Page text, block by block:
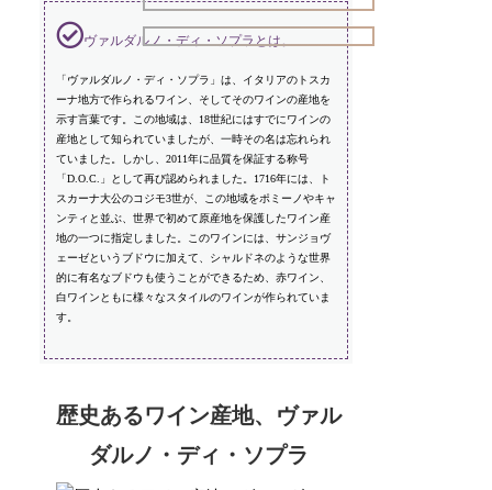
ヴァルダルノ・ディ・ソプラとは。
「ヴァルダルノ・ディ・ソプラ」は、イタリアのトスカ
ーナ地方で作られるワイン、そしてそのワインの産地を
示す言葉です。この地域は、18世紀にはすでにワインの
産地として知られていましたが、一時その名は忘れられ
ていました。しかし、2011年に品質を保証する称号
「D.O.C.」として再び認められました。1716年には、ト
スカーナ大公のコジモ3世が、この地域をポミーノやキャ
ンティと並ぶ、世界で初めて原産地を保護したワイン産
地の一つに指定しました。このワインには、サンジョヴ
ェーゼというブドウに加えて、シャルドネのような世界
的に有名なブドウも使うことができるため、赤ワイン、
白ワインともに様々なスタイルのワインが作られていま
す。
歴史あるワイン産地、ヴァル
ダルノ・ディ・ソプラ